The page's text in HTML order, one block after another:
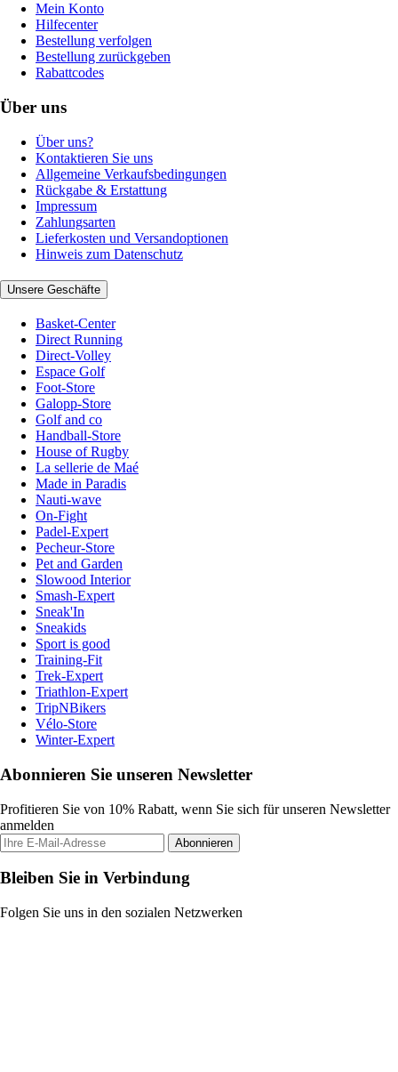
Mein Konto
Hilfecenter
Bestellung verfolgen
Bestellung zurückgeben
Rabattcodes
Über uns
Über uns?
Kontaktieren Sie uns
Allgemeine Verkaufsbedingungen
Rückgabe & Erstattung
Impressum
Zahlungsarten
Lieferkosten und Versandoptionen
Hinweis zum Datenschutz
Unsere Geschäfte
Basket-Center
Direct Running
Direct-Volley
Espace Golf
Foot-Store
Galopp-Store
Golf and co
Handball-Store
House of Rugby
La sellerie de Maé
Made in Paradis
Nauti-wave
On-Fight
Padel-Expert
Pecheur-Store
Pet and Garden
Slowood Interior
Smash-Expert
Sneak'In
Sneakids
Sport is good
Training-Fit
Trek-Expert
Triathlon-Expert
TripNBikers
Vélo-Store
Winter-Expert
Abonnieren Sie unseren Newsletter
Profitieren Sie von 10% Rabatt, wenn Sie sich für unseren Newsletter
anmelden
Abonnieren
Bleiben Sie in Verbindung
Folgen Sie uns in den sozialen Netzwerken